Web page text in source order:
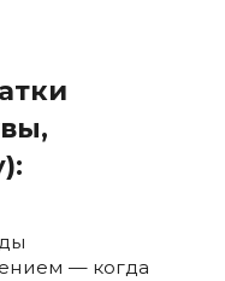
— когда